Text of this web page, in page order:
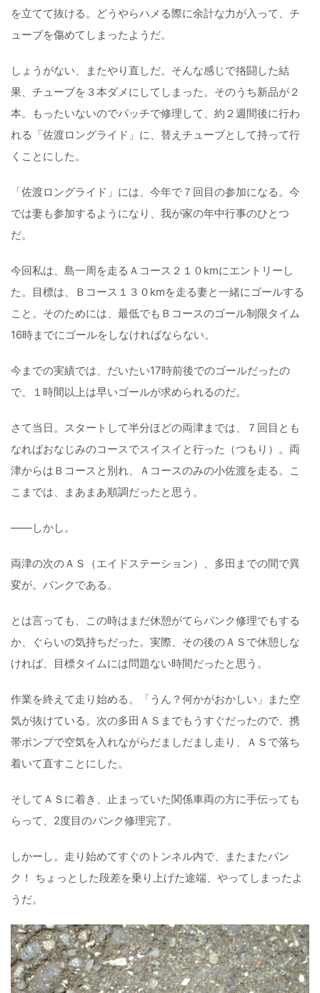
を立てて抜ける。どうやらハメる際に余計な力が入って、チ
ューブを傷めてしまったようだ。
しょうがない、またやり直しだ。そんな感じで挌闘した結
果、チューブを３本ダメにしてしまった。そのうち新品が２
本。もったいないのでパッチで修理して、約２週間後に行わ
れる「佐渡ロングライド」に、替えチューブとして持って行
くことにした。
「佐渡ロングライド」には、今年で７回目の参加になる。今
では妻も参加するようになり、我が家の年中行事のひとつ
だ。
今回私は、島一周を走るＡコース２１０kmにエントリーし
た。目標は、Ｂコース１３０kmを走る妻と一緒にゴールする
こと。そのためには、最低でもＢコースのゴール制限タイム
16時までにゴールをしなければならない。
今までの実績では、だいたい17時前後でのゴールだったの
で、１時間以上は早いゴールが求められるのだ。
さて当日。スタートして半分ほどの両津までは、７回目とも
なればおなじみのコースでスイスイと行った（つもり）。両
津からはＢコースと別れ、Ａコースのみの小佐渡を走る。こ
こまでは、まあまあ順調だったと思う。
——しかし。
両津の次のＡＳ（エイドステーション）、多田までの間で異
変が。パンクである。
とは言っても、この時はまだ休憩がてらパンク修理でもする
か、ぐらいの気持ちだった。実際、その後のＡＳで休憩しな
ければ、目標タイムには問題ない時間だったと思う。
作業を終えて走り始める。「うん？何かがおかしい」また空
気が抜けている。次の多田ＡＳまでもうすぐだったので、携
帯ポンプで空気を入れながらだましだまし走り、ＡＳで落ち
着いて直すことにした。
そしてＡＳに着き、止まっていた関係車両の方に手伝っても
らって、2度目のパンク修理完了。
しかーし。走り始めてすぐのトンネル内で、またまたパン
ク！ ちょっとした段差を乗り上げた途端、やってしまったよ
うだ。